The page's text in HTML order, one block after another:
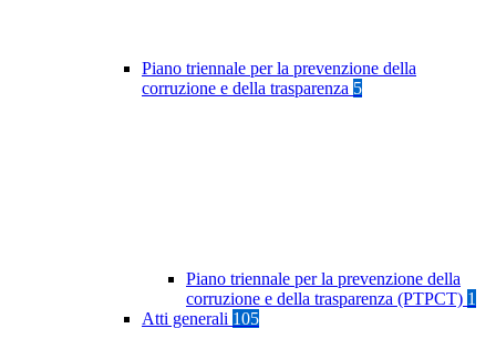
Piano triennale per la prevenzione della
corruzione e della trasparenza 5
Piano triennale per la prevenzione della
corruzione e della trasparenza (PTPCT) 1
Atti generali 105